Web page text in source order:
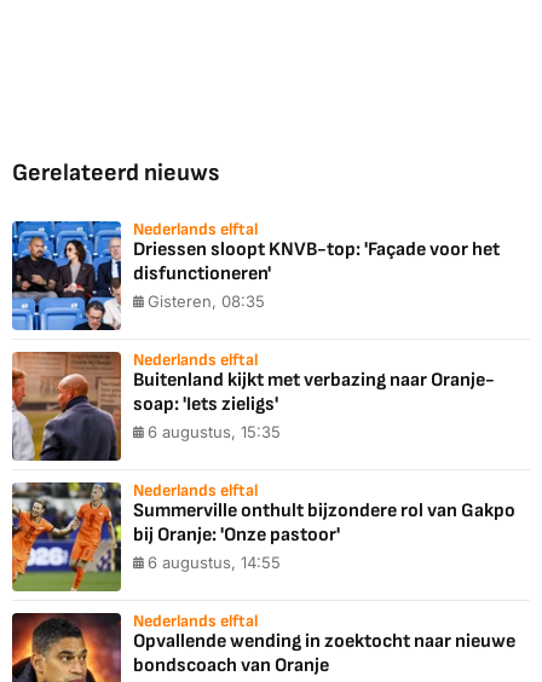
Gerelateerd nieuws
Nederlands elftal
Driessen sloopt KNVB-top: 'Façade voor het
disfunctioneren'
Gisteren, 08:35
Nederlands elftal
Buitenland kijkt met verbazing naar Oranje-
soap: 'Iets zieligs'
6 augustus, 15:35
Nederlands elftal
Summerville onthult bijzondere rol van Gakpo
bij Oranje: 'Onze pastoor'
6 augustus, 14:55
Nederlands elftal
Opvallende wending in zoektocht naar nieuwe
bondscoach van Oranje